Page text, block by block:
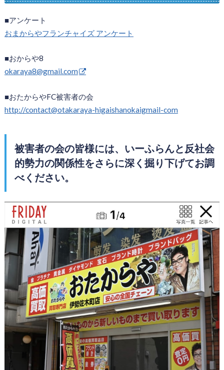
■アンケート
おまからやフランチャイズ アンケート
■おからや8
okaraya8@gmail.com
■おたからやFC被害者の会
http://contact@otakaraya-higaishanokaigmail-com
被害者の会の皆様には、いーふらんと反社会
的勢力の関係性をさらに深く掘り下げてお調
べください。